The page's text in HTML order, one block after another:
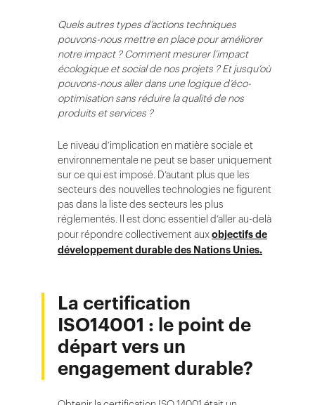
Quels autres types d’actions techniques
pouvons-nous mettre en place pour améliorer
notre impact ? Comment mesurer l’impact
écologique et social de nos projets ? Et jusqu’où
pouvons-nous aller dans une logique d’éco-
optimisation sans réduire la qualité de nos
produits et services ?
Le niveau d’implication en matière sociale et
environnementale ne peut se baser uniquement
sur ce qui est imposé. D’autant plus que les
secteurs des nouvelles technologies ne figurent
pas dans la liste des secteurs les plus
réglementés. Il est donc essentiel d’aller au-delà
pour répondre collectivement auxobjectifs de
développement durable des Nations Unies.
La certification
ISO14001 : le point de
départ vers un
engagement durable?